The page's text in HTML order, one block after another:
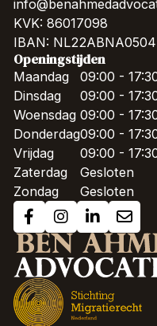
KVK: 86017098
IBAN:
Openingstijden
Maandag
Dinsdag
Woensdag
Donderdag
Vrijdag
Zaterdag
Zondag
09:00 -
09:00 -
09:00 -
09:00 -
09:00 -
Gesloten
Gesloten